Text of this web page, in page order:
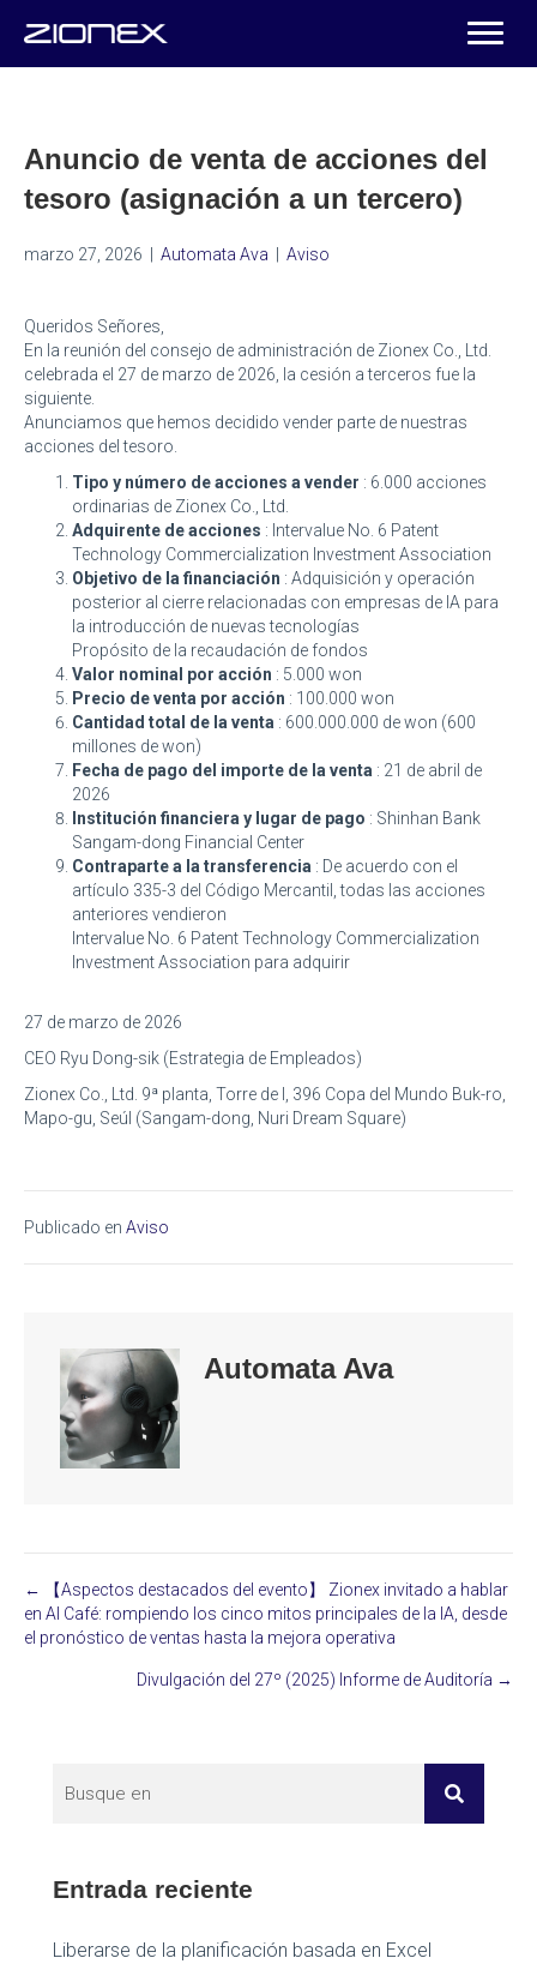
Anuncio de venta de acciones del
tesoro (asignación a un tercero)
marzo 27, 2026 Automata Ava Aviso
Queridos Señores,
En la reunión del consejo de administración de Zionex Co., Ltd.
celebrada el 27 de marzo de 2026, la cesión a terceros fue la
siguiente.
Anunciamos que hemos decidido vender parte de nuestras
acciones del tesoro.
Tipo y número de acciones a vender : 6.000 acciones
ordinarias de Zionex Co., Ltd.
Adquirente de acciones : Intervalue No. 6 Patent
Technology Commercialization Investment Association
Objetivo de la financiación : Adquisición y operación
posterior al cierre relacionadas con empresas de IA para
la introducción de nuevas tecnologías
Propósito de la recaudación de fondos
Valor nominal por acción : 5.000 won
Precio de venta por acción : 100.000 won
Cantidad total de la venta : 600.000.000 de won (600
millones de won)
Fecha de pago del importe de la venta : 21 de abril de
2026
Institución financiera y lugar de pago : Shinhan Bank
Sangam-dong Financial Center
Contraparte a la transferencia : De acuerdo con el
artículo 335-3 del Código Mercantil, todas las acciones
anteriores vendieron
Intervalue No. 6 Patent Technology Commercialization
Investment Association para adquirir
27 de marzo de 2026
CEO Ryu Dong-sik (Estrategia de Empleados)
Zionex Co., Ltd. 9ª planta, Torre de I, 396 Copa del Mundo Buk-ro,
Mapo-gu, Seúl (Sangam-dong, Nuri Dream Square)
Publicado en Aviso
Automata Ava
Posts
navigation
← 【Aspectos destacados del evento】 Zionex invitado a hablar
en AI Café: rompiendo los cinco mitos principales de la IA, desde
el pronóstico de ventas hasta la mejora operativa
Divulgación del 27º (2025) Informe de Auditoría →
Entrada reciente
Liberarse de la planificación basada en Excel